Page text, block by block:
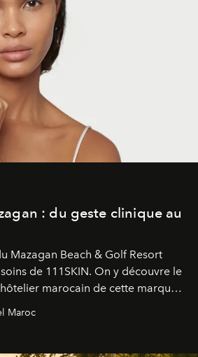
: du geste clinique au
Mazagan Beach & Golf Resort
de 111SKIN. On y découvre le
marocain de cette marque
depuis autour d'un actif breveté,
Maroc